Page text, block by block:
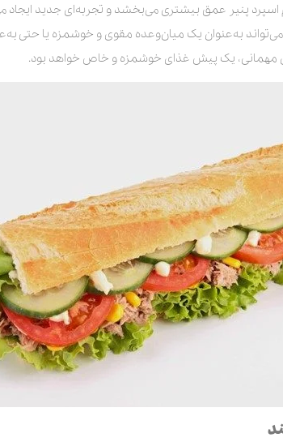
اسپرد پنیر عمق بیشتری می‌بخشد و تجربه‌ای جدید ایجاد
به‌عنوان یک میان‌وعده مقوی و خوشمزه یا حتی
مهمانی، یک پیش غذای خوشمزه و خاص خواهد بود.